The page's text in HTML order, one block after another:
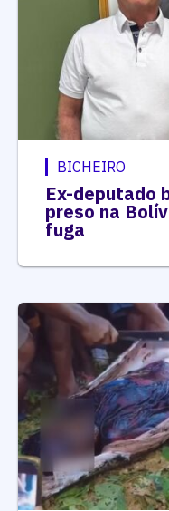
BICHEIRO
Ex-deputado
preso na
fuga